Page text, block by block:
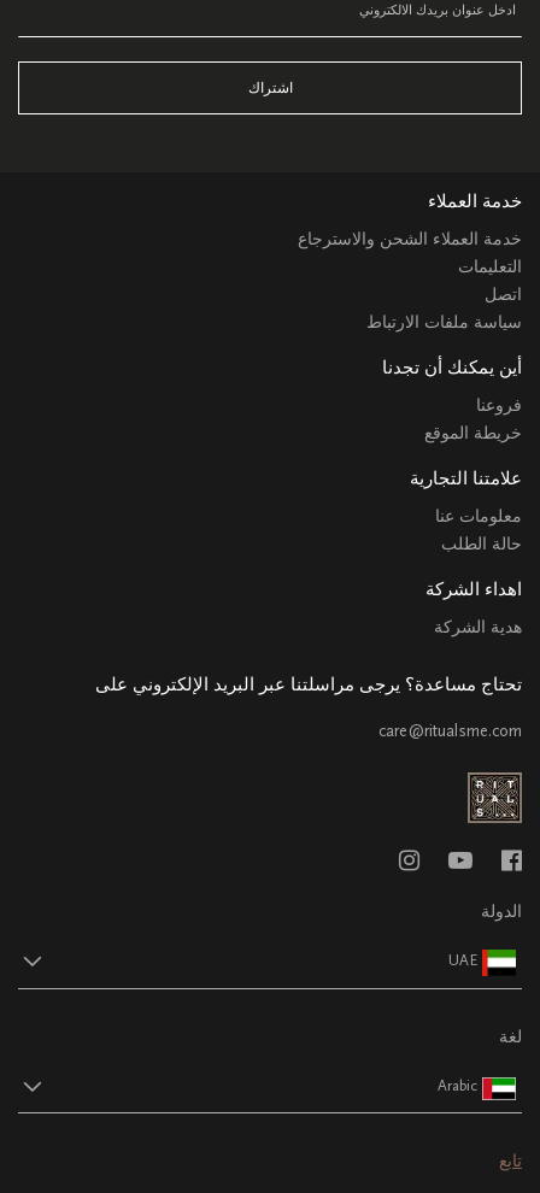
اشتراك
خدمة العملاء
خدمة العملاء الشحن والاسترجاع
التعليمات
اتصل
سياسة ملفات الارتباط
أين يمكنك أن تجدنا
فروعنا
خريطة الموقع
علامتنا التجارية
معلومات عنا
حالة الطلب
اهداء الشركة
هدية الشركة
تحتاج مساعدة؟ يرجى مراسلتنا عبر البريد الإلكتروني على
care@ritualsme.com
الدولة
UAE
لغة
Arabic
تابع